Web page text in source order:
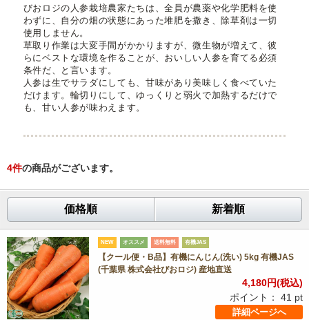
びおロジの人参栽培農家たちは、全員が農薬や化学肥料を使
わずに、自分の畑の状態にあった堆肥を撒き、除草剤は一切
使用しません。
草取り作業は大変手間がかかりますが、微生物が増えて、彼
らにベストな環境を作ることが、おいしい人参を育てる必須
条件だ、と言います。
人参は生でサラダにしても、甘味があり美味しく食べていた
だけます。輪切りにして、ゆっくりと弱火で加熱するだけで
も、甘い人参が味わえます。
4件の商品がございます。
価格順 新着順
NEW オススメ 送料無料 有機JAS
【クール便・B品】有機にんじん(洗い) 5kg 有機JAS
(千葉県 株式会社びおロジ) 産地直送
4,180円(税込)
ポイント： 41 pt
詳細ページへ